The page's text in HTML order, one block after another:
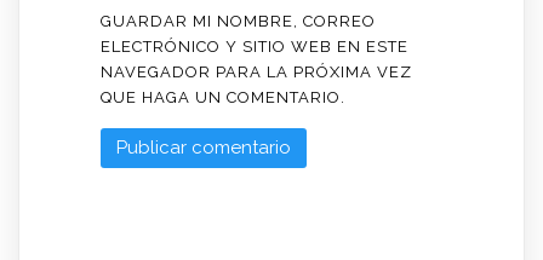
GUARDAR MI NOMBRE, CORREO
ELECTRÓNICO Y SITIO WEB EN ESTE
NAVEGADOR PARA LA PRÓXIMA VEZ
QUE HAGA UN COMENTARIO.